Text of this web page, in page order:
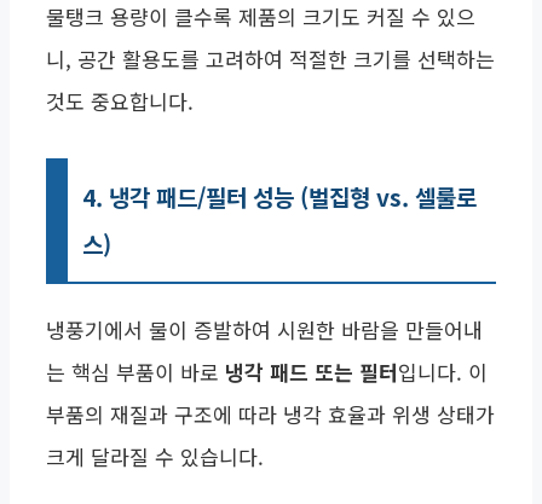
물탱크 용량이 클수록 제품의 크기도 커질 수 있으
니, 공간 활용도를 고려하여 적절한 크기를 선택하는
것도 중요합니다.
4. 냉각 패드/필터 성능 (벌집형 vs. 셀룰로
스)
냉풍기에서 물이 증발하여 시원한 바람을 만들어내
는 핵심 부품이 바로 냉각 패드 또는 필터입니다. 이
부품의 재질과 구조에 따라 냉각 효율과 위생 상태가
크게 달라질 수 있습니다.